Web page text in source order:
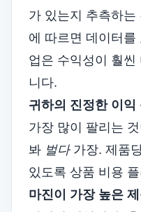
가 있는지 추측하는
에 따르면 데이터를
업은 수익성이 훨씬
니다.
귀하의 진정한 이
가장 많이 팔리는
봐 벌다가장. 제품
있도록 상품 비용
마진이 가장 높은